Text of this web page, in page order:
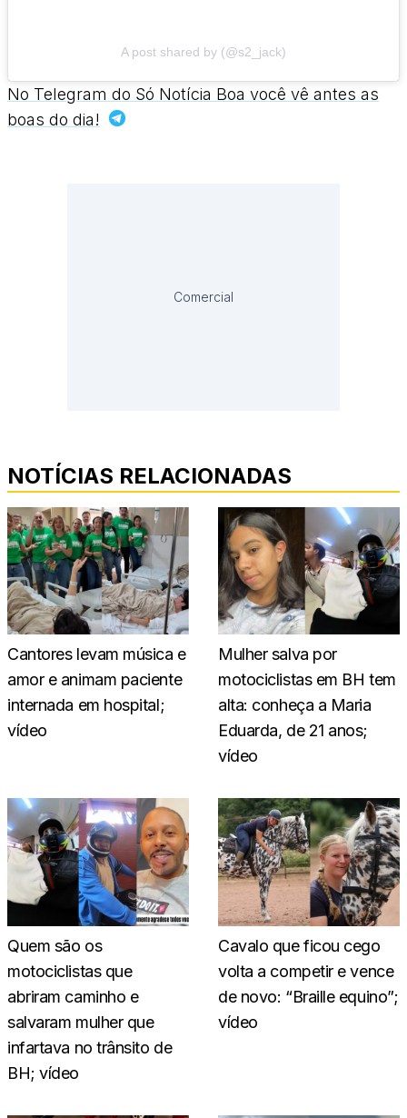
A post shared by (@s2_jack)
No Telegram do Só Notícia Boa você vê antes as
boas do dia!
Comercial
NOTÍCIAS RELACIONADAS
Cantores levam música e
amor e animam paciente
internada em hospital;
vídeo
Mulher salva por
motociclistas em BH tem
alta: conheça a Maria
Eduarda, de 21 anos;
vídeo
Quem são os
motociclistas que
abriram caminho e
salvaram mulher que
infartava no trânsito de
BH; vídeo
Cavalo que ficou cego
volta a competir e vence
de novo: “Braille equino”;
vídeo